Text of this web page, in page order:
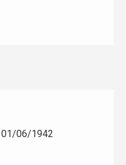
01/06/1942